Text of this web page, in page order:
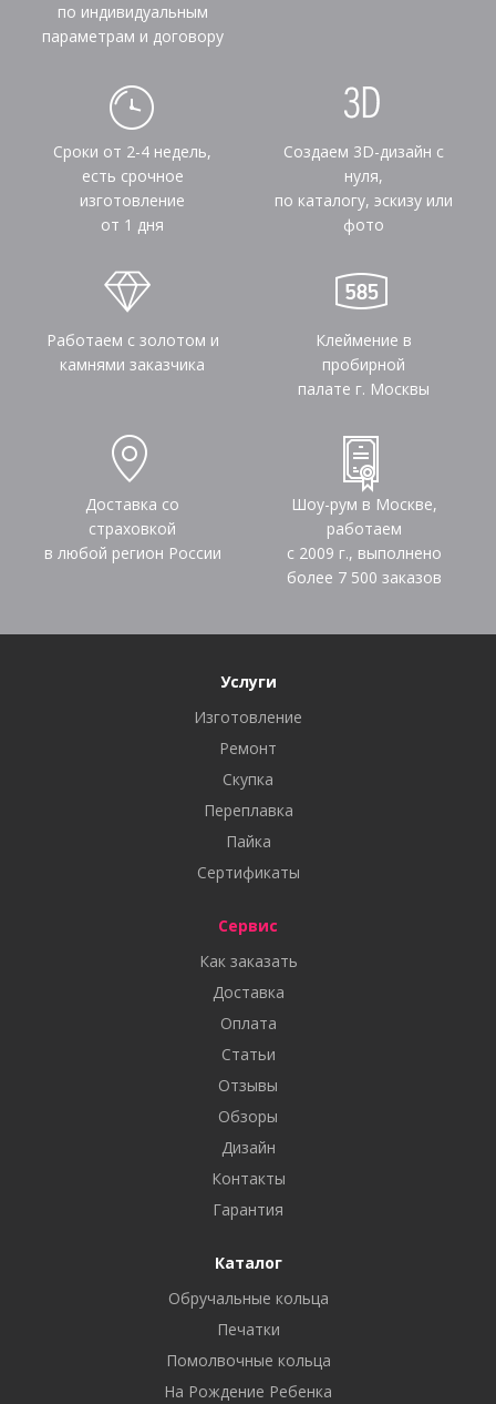
по индивидуальным
параметрам и договору
Сроки от 2-4 недель,
есть срочное
изготовление
от 1 дня
Создаем 3D-дизайн с
нуля,
по каталогу, эскизу или
фото
Работаем с золотом и
камнями заказчика
Клеймение в
пробирной
палате г. Москвы
Доставка со
страховкой
в любой регион России
Шоу-рум в Москве,
работаем
с 2009 г., выполнено
более 7 500 заказов
Услуги
Изготовление
Ремонт
Скупка
Переплавка
Пайка
Сертификаты
Сервис
Как заказать
Доставка
Оплата
Статьи
Отзывы
Обзоры
Дизайн
Контакты
Гарантия
Каталог
Обручальные кольца
Печатки
Помолвочные кольца
На Рождение Ребенка